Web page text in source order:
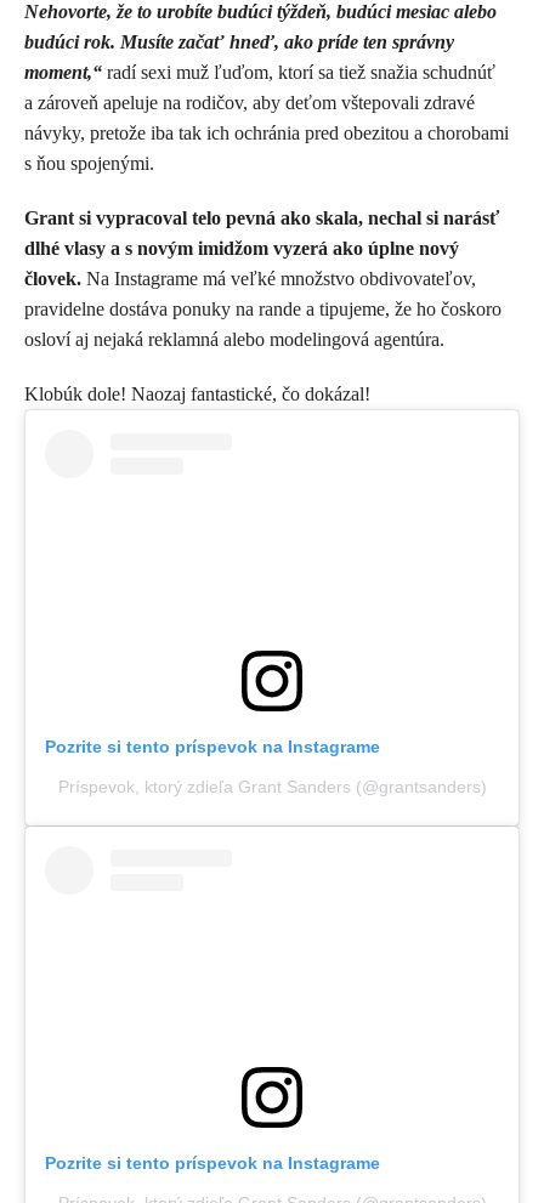
Nehovorte, že to urobíte budúci týždeň, budúci mesiac alebo
budúci rok. Musíte začať hneď, ako príde ten správny
moment,“ radí sexi muž ľuďom, ktorí sa tiež snažia schudnúť
a zároveň apeluje na rodičov, aby deťom vštepovali zdravé
návyky, pretože iba tak ich ochránia pred obezitou a chorobami
s ňou spojenými.
Grant si vypracoval telo pevná ako skala, nechal si narásť
dlhé vlasy a s novým imidžom vyzerá ako úplne nový
človek. Na Instagrame má veľké množstvo obdivovateľov,
pravidelne dostáva ponuky na rande a tipujeme, že ho čoskoro
osloví aj nejaká reklamná alebo modelingová agentúra.
Klobúk dole! Naozaj fantastické, čo dokázal!
Pozrite si tento príspevok na Instagrame
Príspevok, ktorý zdieľa Grant Sanders (@grantsanders)
Pozrite si tento príspevok na Instagrame